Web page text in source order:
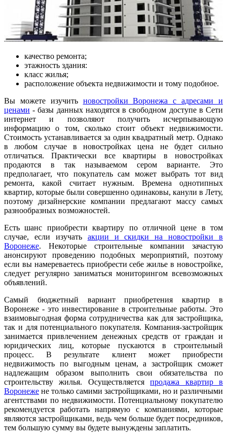
качество ремонта;
этажность здания:
класс жилья;
расположение объекта недвижимости и тому подобное.
Вы можете изучить новостройки Воронежа с адресами и
ценами - базы данных находятся в свободном доступе в Сети
интернет и позволяют получить исчерпывающую
информацию о том, сколько стоит объект недвижимости.
Стоимость устанавливается за один квадратный метр. Однако
в любом случае в новостройках цена не будет сильно
отличаться. Практически все квартиры в новостройках
продаются в так называемом сером варианте. Это
предполагает, что покупатель сам может выбрать тот вид
ремонта, какой считает нужным. Времена однотипных
квартир, которые были совершенно одинаковы, канули в Лету,
поэтому дизайнерские компании предлагают массу самых
разнообразных возможностей.
Есть шанс приобрести квартиру по отличной цене в том
случае, если изучать акции и скидки на новостройки в
Воронеже. Некоторые строительные компании зачастую
анонсируют проведению подобных мероприятий, поэтому
если вы намереваетесь приобрести себе жилье в новостройке,
следует регулярно заниматься мониторингом всевозможных
объявлений.
Самый бюджетный вариант приобретения квартир в
Воронеже - это инвестирование в строительные работы. Это
взаимовыгодная форма сотрудничества как для застройщика,
так и для потенциального покупателя. Компания-застройщик
занимается привлечением денежных средств от граждан и
юридических лиц, которые пускаются в строительный
процесс. В результате клиент может приобрести
недвижимость по выгодным ценам, а застройщик сможет
надлежащим образом выполнить свои обязательства по
строительству жилья. Осуществляетсяпродажа квартир в
Воронеже не только самими застройщиками, но и различными
агентствами по недвижимости. Потенциальному покупателю
рекомендуется работать напрямую с компаниями, которые
являются застройщиками, ведь чем больше будет посредников,
тем большую сумму вы будете вынуждены заплатить.